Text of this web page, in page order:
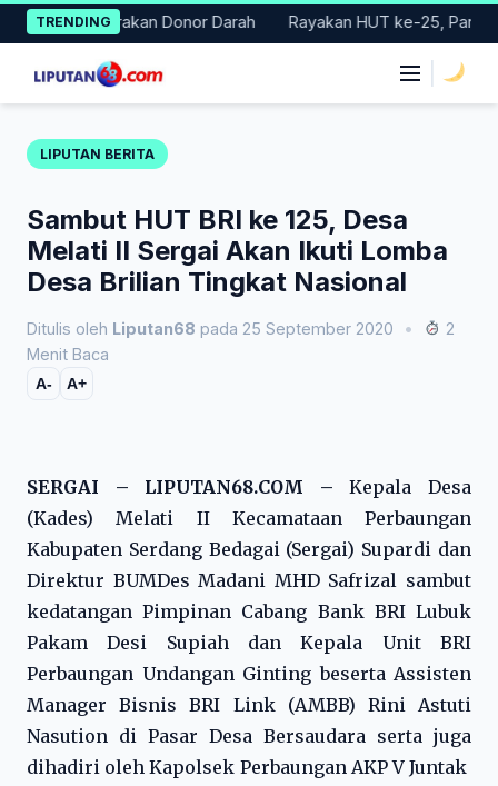
Skip
to
content
TRENDING
Gerakan Donor Darah Rayakan HUT ke-25, Partai
LIPUTAN BERITA
Sambut HUT BRI ke 125, Desa
Melati II Sergai Akan Ikuti Lomba
Desa Brilian Tingkat Nasional
Ditulis oleh Liputan68 pada 25 September 2020 •
2
Menit Baca
A- A+
SERGAI – LIPUTAN68.COM –Kepala Desa
(Kades) Melati II Kecamataan Perbaungan
Kabupaten Serdang Bedagai (Sergai) Supardi dan
Direktur BUMDes Madani MHD Safrizal sambut
kedatangan Pimpinan Cabang Bank BRI Lubuk
Pakam Desi Supiah dan Kepala Unit BRI
Perbaungan Undangan Ginting beserta Assisten
Manager Bisnis BRI Link (AMBB) Rini Astuti
Nasution di Pasar Desa Bersaudara serta juga
dihadiri oleh Kapolsek Perbaungan AKP V Juntak